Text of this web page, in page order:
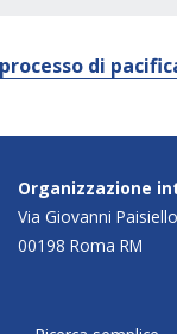
di
Organizzazione
Via Giovanni
00198 Roma RM